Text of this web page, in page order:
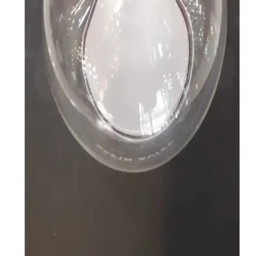
Bir Arada Sunan Modern Tasarımlar
İç mekan tasarımında şık ve fonksiyonel vizyon avize seçenekleri,
malzeme kalitesi ve teknolojik yeniliklerle yaşam alanlarınızı
güzelleştirir.
Özel Tasarım Metal Avize Seçenekleri: Estetik ve
Fonksiyonellik Bir Arada
Modern tasarımlı metal avizeler, dayanıklı malzeme ve estetik
detaylarıyla iç mekanlara özgünlük ve fonksiyonellik sağlar.
Modern Retro Avize Dekoratif Aydınlatma Trendleri
ve Seçim Kriterleri
Fonksiyonellik İçin Kriterler